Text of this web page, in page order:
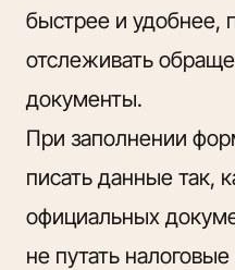
быстрее и удобнее,
отслеживать
документы.
При заполнении
писать данные так,
официальных
не путать